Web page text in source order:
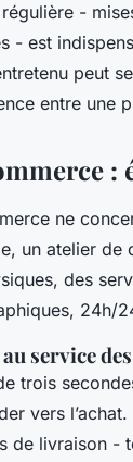
-
- est
peut
entre une
ne
un atelier
des
24h/
service
trois
vers
de livraison -